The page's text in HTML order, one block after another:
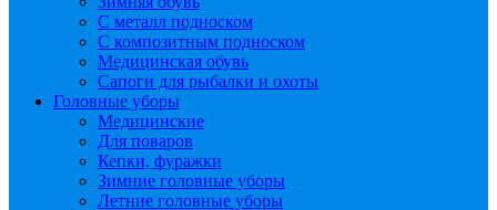
С металл подноском
С композитным подноском
Медицинская обувь
Сапоги для рыбалки и охоты
Головные уборы
Медицинские
Для поваров
Кепки, фуражки
Зимние головные уборы
Летние головные уборы